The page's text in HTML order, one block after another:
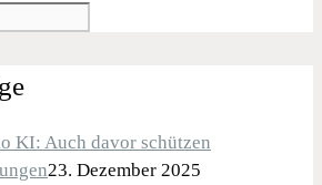
KI: Auch davor schützen
23. Dezember 2025